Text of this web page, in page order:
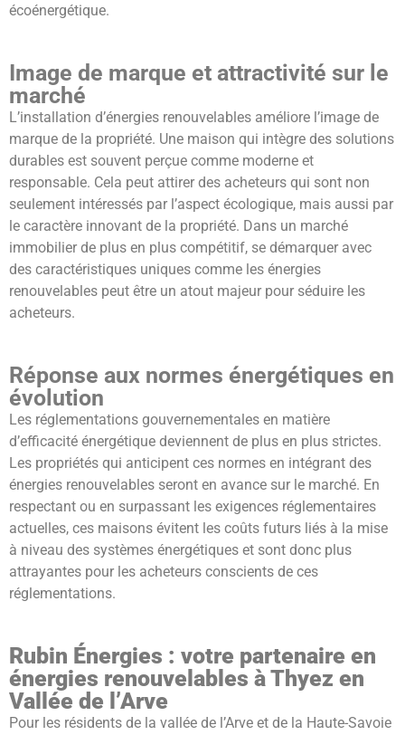
écoénergétique.
Image de marque et attractivité sur le
marché
L’installation d’énergies renouvelables améliore l’image de
marque de la propriété. Une maison qui intègre des solutions
durables est souvent perçue comme moderne et
responsable. Cela peut attirer des acheteurs qui sont non
seulement intéressés par l’aspect écologique, mais aussi par
le caractère innovant de la propriété. Dans un marché
immobilier de plus en plus compétitif, se démarquer avec
des caractéristiques uniques comme les énergies
renouvelables peut être un atout majeur pour séduire les
acheteurs.
Réponse aux normes énergétiques en
évolution
Les réglementations gouvernementales en matière
d’efficacité énergétique deviennent de plus en plus strictes.
Les propriétés qui anticipent ces normes en intégrant des
énergies renouvelables seront en avance sur le marché. En
respectant ou en surpassant les exigences réglementaires
actuelles, ces maisons évitent les coûts futurs liés à la mise
à niveau des systèmes énergétiques et sont donc plus
attrayantes pour les acheteurs conscients de ces
réglementations.
Rubin Énergies : votre partenaire en
énergies renouvelables à Thyez en
Vallée de l’Arve
Pour les résidents de la vallée de l’Arve et de la Haute-Savoie